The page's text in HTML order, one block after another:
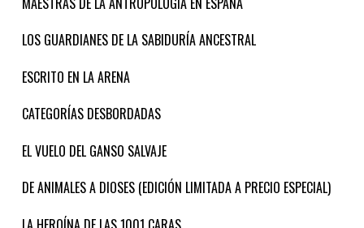
LOS GUARDIANES DE LA SABIDURÍA ANCESTRAL
ESCRITO EN LA ARENA
CATEGORÍAS DESBORDADAS
EL VUELO DEL GANSO SALVAJE
DE ANIMALES A DIOSES (EDICIÓN LIMITADA A PRECIO ESPECIAL)